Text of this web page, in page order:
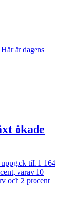
är dagens
ökade
till 1 164
varav 10
och 2 procent